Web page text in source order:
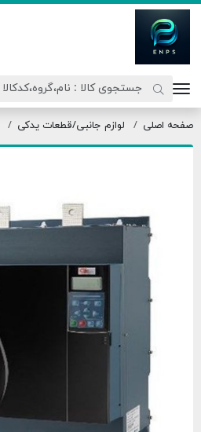
صفحه اصلی لوازم جانبی/قطعات یدکی